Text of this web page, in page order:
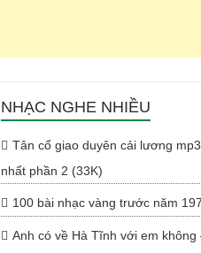
NHẠC NGHE NHIỀU
Tân cổ giao duyên cải lương
nhất phần 2 (33K)
100 bài nhạc vàng trước năm
Anh có về Hà Tĩnh với em